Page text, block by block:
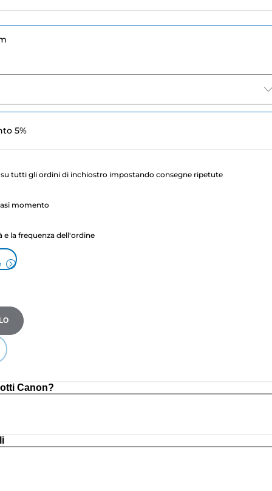
5%
tutti gli ordini di inchiostro impostando consegne ripetute
momento
e la frequenza dell'ordine
Canon?